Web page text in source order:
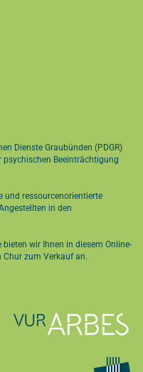
Dienste Graubünden (PDGR)
psychischen Beeinträchtigung
und ressourcenorientierte
in den
wir Ihnen in diesem Online-
Chur zum Verkauf an.